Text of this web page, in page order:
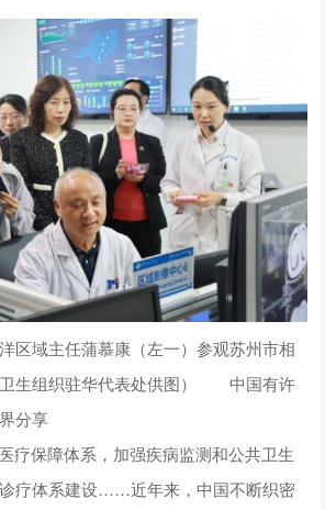
区域主任蒲慕康（左一）参观苏州市相
生组织驻华代表处供图）
中国有许
分享
疗保障体系，加强疾病监测和公共卫生
疗体系建设……近年来，中国不断织密